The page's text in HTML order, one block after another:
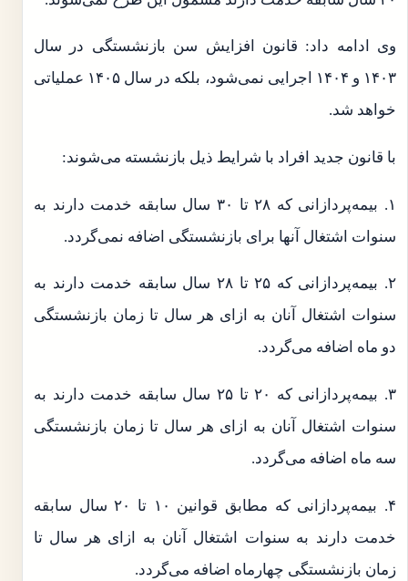
وی ادامه داد: قانون افزایش سن بازنشستگی در سال
۱۴۰۳ و ۱۴۰۴ اجرایی نمی‌شود، بلکه در سال ۱۴۰۵ عملیاتی
خواهد شد.
با قانون جدید افراد با شرایط ذیل بازنشسته می‌شوند:
۱. بیمه‌پردازانی که ۲۸ تا ۳۰ سال سابقه خدمت دارند به
سنوات اشتغال آنها برای بازنشستگی اضافه نمی‌گردد.
۲. بیمه‌پردازانی که ۲۵ تا ۲۸ سال سابقه خدمت دارند به
سنوات اشتغال آنان به ازای هر سال تا زمان بازنشستگی
دو ماه اضافه می‌گردد.
۳‌. بیمه‌پردازانی که ۲۰ تا ۲۵ سال سابقه خدمت دارند به
سنوات اشتغال آنان به ازای هر سال تا زمان بازنشستگی
سه ماه اضافه می‌گردد.
۴. بیمه‌پردازانی که مطابق قوانین ۱۰ تا ۲۰ سال سابقه
خدمت دارند به سنوات اشتغال آنان به ازای هر سال تا
زمان بازنشستگی چهارماه اضافه می‌گردد.